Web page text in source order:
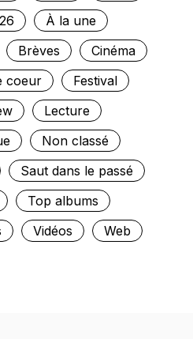
À la une
Brèves
Cinéma
coeur
Festival
Lecture
Non classé
Saut dans le passé
Top albums
Vidéos Web